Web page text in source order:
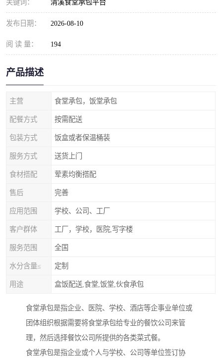
关键词： 清溪食堂承包平台
发布日期： 2026-08-10
阅 读 量： 194
产品描述
主营 食堂承包，饭堂承包
配餐方式 按需配送
包装方式 饭盒或者保温桶装
服务方式 送货上门
食材搭配 荤素均衡搭配
售后 完善
应用范围 学校、公司、工厂
客户群体 工厂，学校，医院,写字楼
服务范围 全国
水分含量≤ 定制
用途 盒饭配送,食堂,饭堂,伙食承包
食堂承包是指企业、医院、学校、酒店等企事业单位或
团体组织根据需要将食堂承包给专业的餐饮公司来管
理，然后选择餐饮公司所提供的各类菜式餐。
食堂承包是指企业或个人与学校、公司等单位签订协